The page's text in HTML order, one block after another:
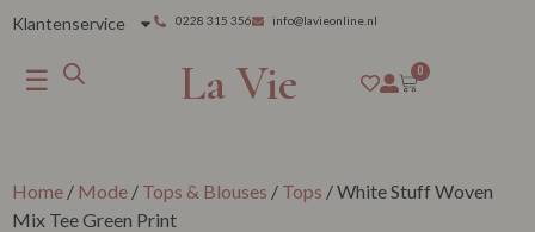
Klantenservice 0228 315 356 info@lavieonline.nl
☰ La Vie 0
Home / Mode / Tops & Blouses / Tops / White Stuff Woven
Mix Tee Green Print